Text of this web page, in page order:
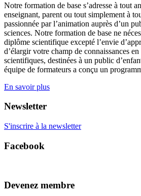
Notre formation de base s’adresse à tout
enseignant, parent ou tout simplement à
passionnée par l’animation auprès d’un
sciences. Notre formation de base ne
diplôme scientifique excepté l’envie
d’élargir votre champ de connaissances
scientifiques, destinées à un public
équipe de formateurs a conçu un
En savoir plus
Newsletter
S'inscrire à la newsletter
Facebook
Devenez membre